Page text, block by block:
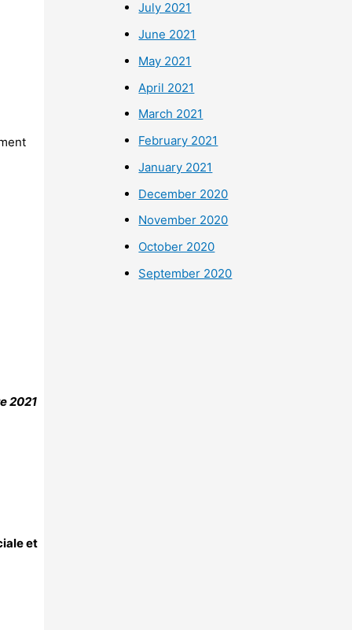
2021
et
July 2021
June 2021
May 2021
April 2021
March 2021
February 2021
January 2021
December 2020
November 2020
October 2020
September 2020